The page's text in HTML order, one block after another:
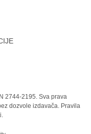
2744-2195. Sva prava
dozvole izdavača. Pravila